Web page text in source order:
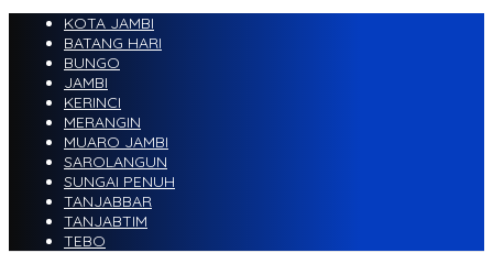
KOTA JAMBI
BATANG HARI
BUNGO
JAMBI
KERINCI
MERANGIN
MUARO JAMBI
SAROLANGUN
SUNGAI PENUH
TANJABBAR
TANJABTIM
TEBO